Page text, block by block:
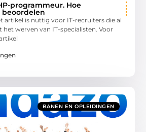
programmeur. Hoe
artikel is nuttig voor IT-recruiters die al
werven van IT-specialisten. Voor
BANEN EN OPLEIDINGEN